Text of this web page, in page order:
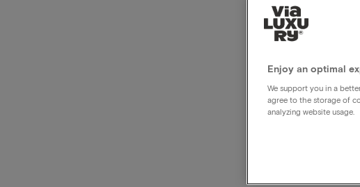
Enjoy an optimal
We support you in a
agree to the storage of
analyzing website usage.